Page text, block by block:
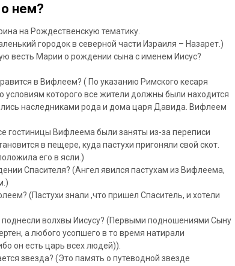
нем?
на Рождественскую тематику.
городок в северной части Израиля – Назарет.)
весть Марии о рождении сына с именем Иисус?
в Вифлеем? ( По указанию Римского кесаря
условиям которого все жители должны были находится
наследниками рода и дома царя Давида. Вифлеем
гостиницы Вифлеема были заняты из-за переписи
в пещере, куда пастухи пригоняли свой скот.
его в ясли.)
Спасителя? (Ангел явился пастухам из Вифлеема,
(Пастухи знали ,что пришел Спаситель, и хотели
волхвы Иисусу? (Первыми подношениями Сыну
а любого усопшего в то время натирали
он есть царь всех людей)).
звезда? (Это память о путеводной звезде